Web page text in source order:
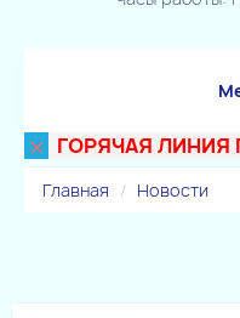
× ГОРЯЧАЯ ЛИНИЯ
Главная Новости